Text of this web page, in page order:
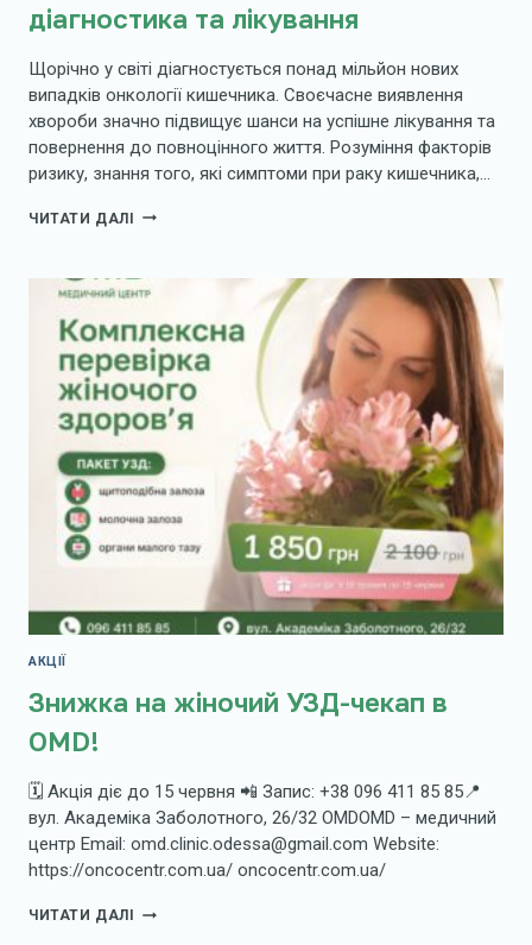
діагностика та лікування
Щорічно у світі діагностується понад мільйон нових
випадків онкології кишечника. Своєчасне виявлення
хвороби значно підвищує шанси на успішне лікування та
повернення до повноцінного життя. Розуміння факторів
ризику, знання того, які симптоми при раку кишечника,…
ЧИТАТИ ДАЛІ РАК
ДІАГНОСТИКА
ТА
ЛІКУВАННЯ
АКЦІЇ
Знижка на жіночий УЗД-чекап в
OMD!
🗓 Акція діє до 15 червня 📲 Запис: +38 096 411 85 85📍
вул. Академіка Заболотного, 26/32 OMDOMD – медичний
центр Email: omd.clinic.odessa@gmail.com Website:
https://oncocentr.com.ua/ oncocentr.com.ua/
ЧИТАТИ ДАЛІ
ЗНИЖКА